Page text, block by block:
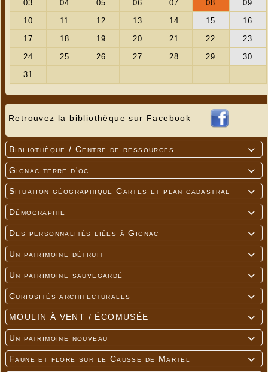
Retrouvez la bibliothèque sur Facebook

Bibliothèque / Centre de ressources

Gignac terre d'oc

Situation géographique Cartes et plan cadastral

Démographie

Des personnalités liées à Gignac

Un patrimoine détruit

Un patrimoine sauvegardé

Curiosités architecturales

MOULIN À VENT / ÉCOMUSÉE

Un patrimoine nouveau

Faune et flore sur le Causse de Martel